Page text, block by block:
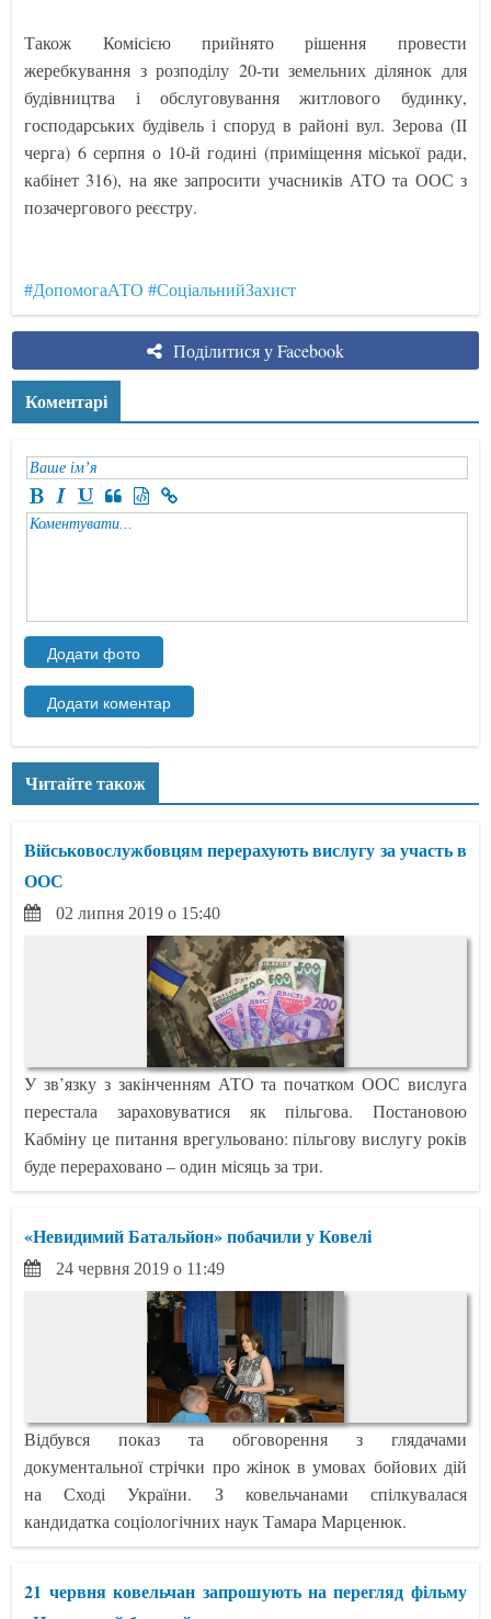
Також Комісією прийнято рішення провести
жеребкування з розподілу 20-ти земельних ділянок для
будівництва і обслуговування житлового будинку,
господарських будівель і споруд в районі вул. Зерова (ІІ
черга) 6 серпня о 10-й годині (приміщення міської ради,
кабінет 316), на яке запросити учасників АТО та ООС з
позачергового реєстру.
#ДопомогаАТО #СоціальнийЗахист
Поділитися у Facebook
Коментарі
Читайте також
Військовослужбовцям перерахують вислугу за участь в
ООС
02 липня 2019 о 15:40
У зв’язку з закінченням АТО та початком ООС вислуга
перестала зараховуватися як пільгова. Постановою
Кабміну це питання врегульовано: пільгову вислугу років
буде перераховано – один місяць за три.
«Невидимий Батальйон» побачили у Ковелі
24 червня 2019 о 11:49
Відбувся показ та обговорення з глядачами
документальної стрічки про жінок в умовах бойових дій
на Сході України. З ковельчанами спілкувалася
кандидатка соціологічних наук Тамара Марценюк.
21 червня ковельчан запрошують на перегляд фільму